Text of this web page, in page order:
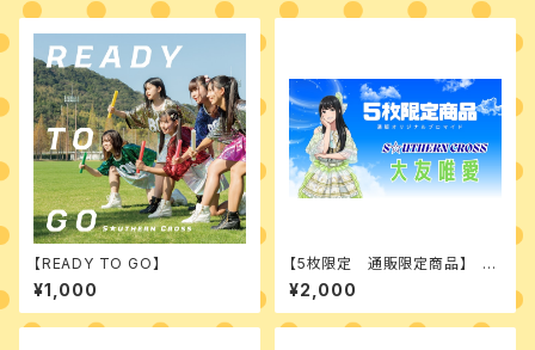
【READY TO GO】
¥1,000
【5枚限定 通販限定商品】 大
友唯愛 ブロマイド vol.1
¥2,000